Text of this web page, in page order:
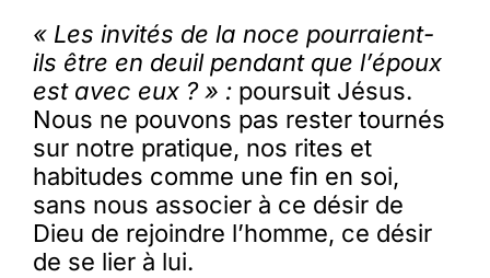
« Les invités de la noce pourraient-
ils être en deuil pendant que l’époux
est avec eux ? » : poursuit Jésus.
Nous ne pouvons pas rester tournés
sur notre pratique, nos rites et
habitudes comme une fin en soi,
sans nous associer à ce désir de
Dieu de rejoindre l’homme, ce désir
de se lier à lui.